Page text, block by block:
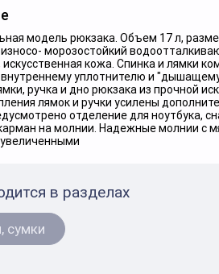
модель рюкзака. Объем 17 л,
морозостойкий
искусственная кожа. Спинка и лямки
внутреннему уплотнителю и
ручка и дно рюкзака из прочной
лямок и ручки усилены
отделение для ноутбука,
на молнии. Надежные молнии с
в разделах
сумки